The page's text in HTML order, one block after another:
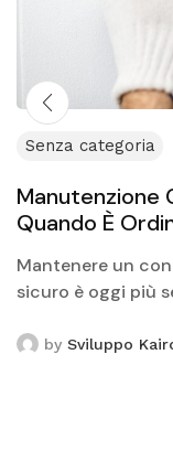
Senza categoria
Manutenzione
Quando È
Mantenere un
sicuro è oggi più
periodicamente di
by Sviluppo